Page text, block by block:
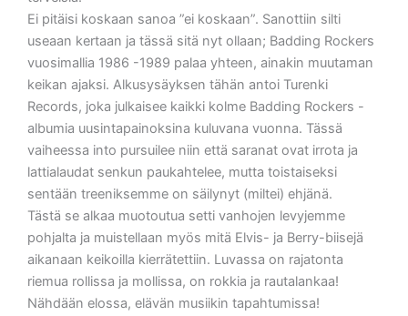
Ei pitäisi koskaan sanoa ”ei koskaan”. Sanottiin silti
useaan kertaan ja tässä sitä nyt ollaan; Badding Rockers
vuosimallia 1986 -1989 palaa yhteen, ainakin muutaman
keikan ajaksi. Alkusysäyksen tähän antoi Turenki
Records, joka julkaisee kaikki kolme Badding Rockers -
albumia uusintapainoksina kuluvana vuonna. Tässä
vaiheessa into pursuilee niin että saranat ovat irrota ja
lattialaudat senkun paukahtelee, mutta toistaiseksi
sentään treeniksemme on säilynyt (miltei) ehjänä.
Tästä se alkaa muotoutua setti vanhojen levyjemme
pohjalta ja muistellaan myös mitä Elvis- ja Berry-biisejä
aikanaan keikoilla kierrätettiin. Luvassa on rajatonta
riemua rollissa ja mollissa, on rokkia ja rautalankaa!
Nähdään elossa, elävän musiikin tapahtumissa!